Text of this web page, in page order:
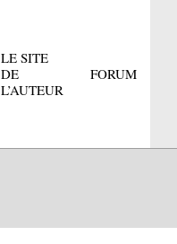
LE SITE
DE
L’AUTEUR
FORUM